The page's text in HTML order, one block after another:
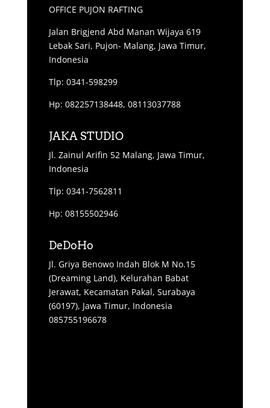
OFFICE PUJON RAFTING
Jalan Brigjend Abd Manan Wijaya 619
Lebak Sari, Pujon- Malang, Jawa Timur,
Indonesia
Tlp: 0341-598299
Hp: 082257138448, 08113037788
JAKA STUDIO
Jl. Zainul Arifin 52 Malang, Jawa Timur,
Indonesia
Tlp: 0341-7562811
Hp: 08155502946
DeDoHo
Jl. Griya Benowo Indah Blok M No.15
(Dreaming Land), Kelurahan Babat
Jerawat, Kecamatan Pakal, Surabaya
(60197), Jawa Timur, Indonesia
085755196678